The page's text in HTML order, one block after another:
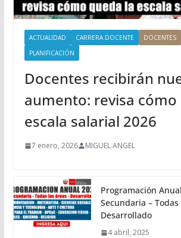
ACTUALIDAD CARRERA DOCENTE DOCENTES
PLANIFICACIÓN
Docentes recibirán
aumento: revisa cómo
escala salarial 2026
7 enero, 2026 MIGUEL ANGEL
Programación
Secundaria –
Desarrollado
4 abril, 2025